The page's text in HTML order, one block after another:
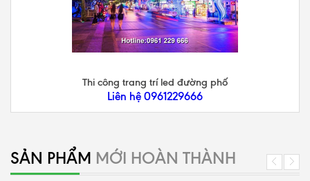
Thi công trang trí led đường phố
Liên hệ 0961229666
SẢN PHẨM MỚI HOÀN THÀNH